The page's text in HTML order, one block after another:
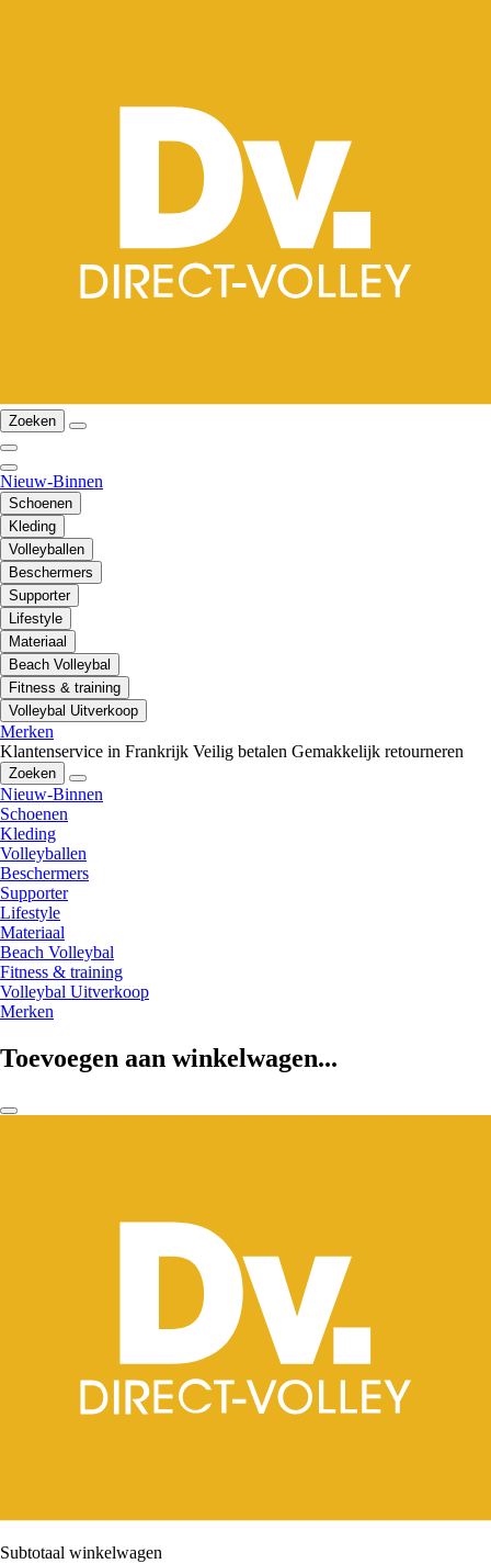
Zoeken
Nieuw-Binnen
Schoenen
Kleding
Volleyballen
Beschermers
Supporter
Lifestyle
Materiaal
Beach Volleybal
Fitness & training
Volleybal Uitverkoop
Merken
Klantenservice in Frankrijk Veilig betalen Gemakkelijk retourneren
Zoeken
Nieuw-Binnen
Schoenen
Kleding
Volleyballen
Beschermers
Supporter
Lifestyle
Materiaal
Beach Volleybal
Fitness & training
Volleybal Uitverkoop
Merken
Toevoegen aan winkelwagen...
Subtotaal winkelwagen